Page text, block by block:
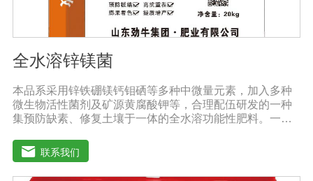
全水溶锌镁菌
本品系采用锌铁硼镁钙钼硒等多种中微量元素，加入多种
微生物活性菌剂及矿源黄腐酸钾等，合理配伍研发的一种
集预防缺素、修复土壤于一体的全水溶功能性肥料。一肥
剂”，配方科学，配比创新领先技术，多素合一，具有提苗
快、生根猛、改良土壤，防病抗重茬之功效，使土壤暄松
透气，使作物生长旺盛，有效预防由土壤传播的植物病原
联系我们